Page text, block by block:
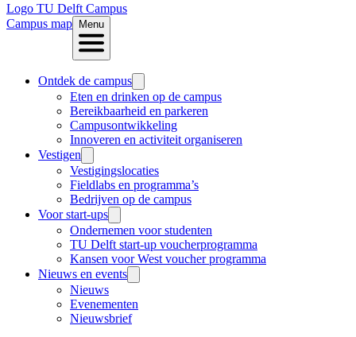
Logo TU Delft Campus
Campus map Menu
Ontdek de campus
Eten en drinken op de campus
Bereikbaarheid en parkeren
Campusontwikkeling
Innoveren en activiteit organiseren
Vestigen
Vestigingslocaties
Fieldlabs en programma’s
Bedrijven op de campus
Voor start-ups
Ondernemen voor studenten
TU Delft start-up voucherprogramma
Kansen voor West voucher programma
Nieuws en events
Nieuws
Evenementen
Nieuwsbrief